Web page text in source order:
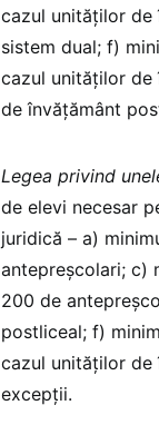
cazul unităților de
sistem dual; f)
cazul unităților de
de învățământ
Legea privind
de elevi necesar
juridică – a)
antepreşcolari; c)
200 de
postliceal; f)
cazul unităţilor de
excepții.